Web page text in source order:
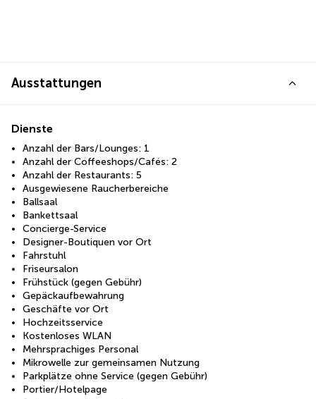
Ausstattungen
Dienste
Anzahl der Bars/Lounges: 1
Anzahl der Coffeeshops/Cafés: 2
Anzahl der Restaurants: 5
Ausgewiesene Raucherbereiche
Ballsaal
Bankettsaal
Concierge-Service
Designer-Boutiquen vor Ort
Fahrstuhl
Friseursalon
Frühstück (gegen Gebühr)
Gepäckaufbewahrung
Geschäfte vor Ort
Hochzeitsservice
Kostenloses WLAN
Mehrsprachiges Personal
Mikrowelle zur gemeinsamen Nutzung
Parkplätze ohne Service (gegen Gebühr)
Portier/Hotelpage